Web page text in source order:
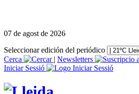
07 de agost de 2026
Seleccionar edición del periódico
Cerca
| Newsletters
Iniciar Sessió